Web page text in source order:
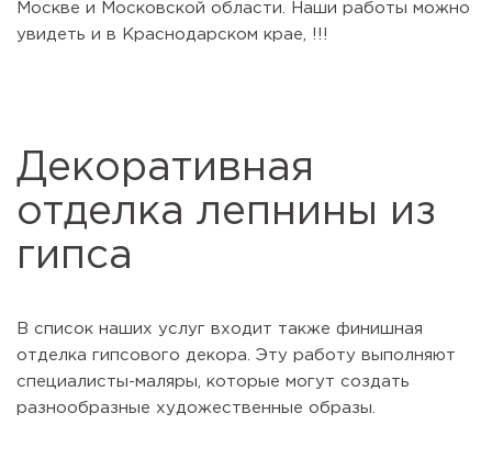
Москве и Московской области. Наши работы можно
увидеть и в Краснодарском крае, !!!
Декоративная
отделка лепнины из
гипса
В список наших услуг входит также финишная
отделка гипсового декора. Эту работу выполняют
специалисты-маляры, которые могут создать
разнообразные художественные образы.